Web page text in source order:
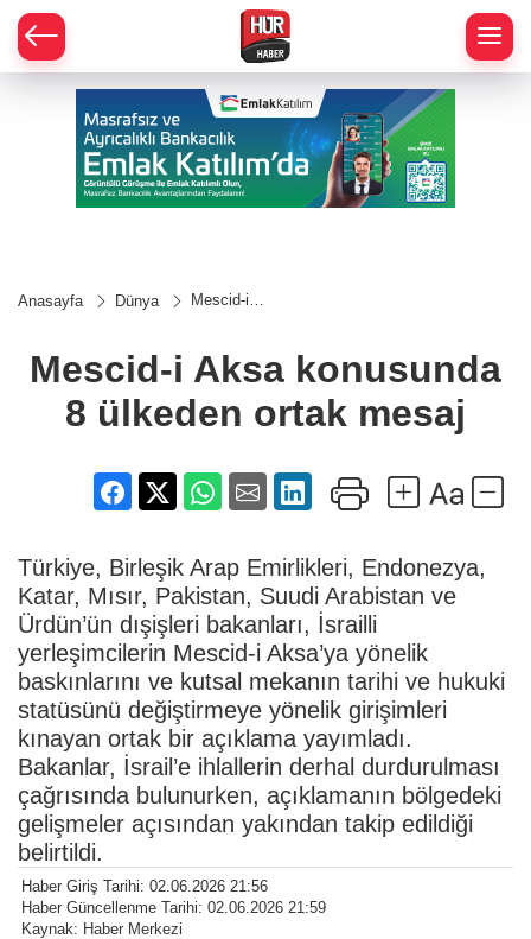
Anasayfa Dünya
Mescid-i
8 ülkeden
ortak
Mescid-i Aksa konusunda
8 ülkeden ortak mesaj
Türkiye, Birleşik Arap Emirlikleri, Endonezya,
Katar, Mısır, Pakistan, Suudi Arabistan ve
Ürdün’ün dışişleri bakanları, İsrailli
yerleşimcilerin Mescid-i Aksa’ya yönelik
baskınlarını ve kutsal mekanın tarihi ve hukuki
statüsünü değiştirmeye yönelik girişimleri
kınayan ortak bir açıklama yayımladı.
Bakanlar, İsrail’e ihlallerin derhal durdurulması
çağrısında bulunurken, açıklamanın bölgedeki
gelişmeler açısından yakından takip edildiği
belirtildi.
Haber Giriş Tarihi: 02.06.2026 21:56
Haber Güncellenme Tarihi: 02.06.2026 21:59
Kaynak: Haber Merkezi